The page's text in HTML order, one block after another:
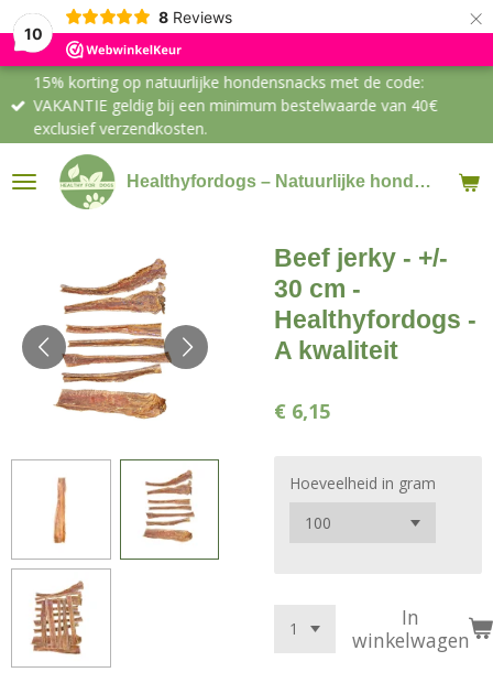
10
8 Reviews ×
Healthyfordogs – Natuurlijke hondensnacks & supplementen
15% korting op natuurlijke hondensnacks met de code:
VAKANTIE geldig bij een minimum bestelwaarde van 40€
exclusief verzendkosten.
Beef jerky - +/-
30 cm -
Healthyfordogs -
A kwaliteit
€ 6,15
Hoeveelheid in gram
In
winkelwagen